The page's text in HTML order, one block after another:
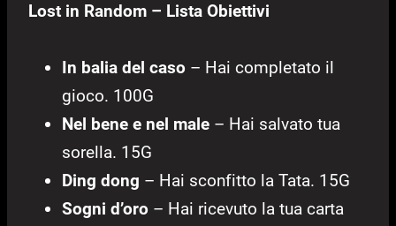
Lost in Random – Lista Obiettivi
In balia del caso – Hai completato il
gioco. 100G
Nel bene e nel male – Hai salvato tua
sorella. 15G
Ding dong – Hai sconfitto la Tata. 15G
Sogni d’oro – Hai ricevuto la tua carta